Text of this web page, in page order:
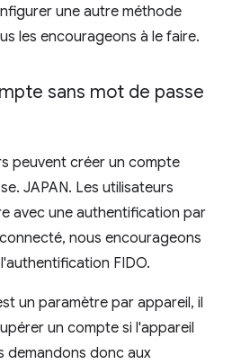
une autre méthode
les encourageons à le faire.
sans mot de passe
peuvent créer un compte
JAPAN. Les utilisateurs
avec une authentification par
nous encourageons
FIDO.
un paramètre par appareil, il
un compte si l'appareil
demandons donc aux